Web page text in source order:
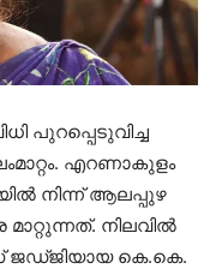
പുറപ്പെടുവിച്ച
എറണാകുളം
നിന്ന് ആലപ്പുഴ
നിലവിൽ
കെ.കെ.